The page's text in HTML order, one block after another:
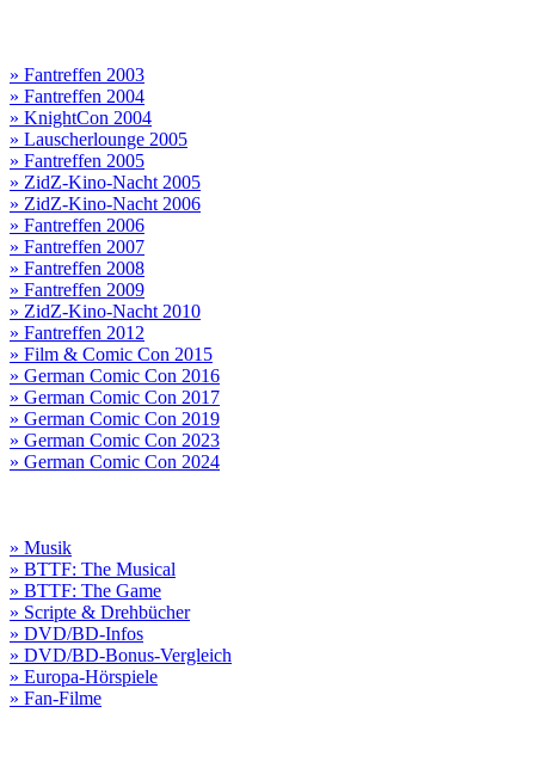
» Fantreffen 2003
» Fantreffen 2004
» KnightCon 2004
» Lauscherlounge 2005
» Fantreffen 2005
» ZidZ-Kino-Nacht 2005
» ZidZ-Kino-Nacht 2006
» Fantreffen 2006
» Fantreffen 2007
» Fantreffen 2008
» Fantreffen 2009
» ZidZ-Kino-Nacht 2010
» Fantreffen 2012
» Film & Comic Con 2015
» German Comic Con 2016
» German Comic Con 2017
» German Comic Con 2019
» German Comic Con 2023
» German Comic Con 2024
» Musik
» BTTF: The Musical
» BTTF: The Game
» Scripte & Drehbücher
» DVD/BD-Infos
» DVD/BD-Bonus-Vergleich
» Europa-Hörspiele
» Fan-Filme